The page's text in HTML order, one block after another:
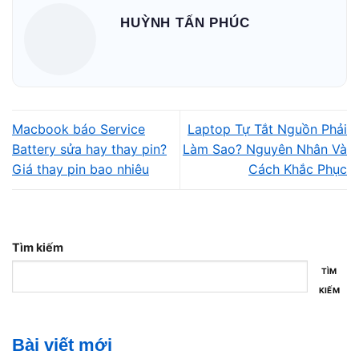
Pin đã chai hoặc hỏng cell pin
Adapter sạc lỗi hoặc không đủ công suất
Lỗi mạch sạc trên mainboard
HUỲNH TẤN PHÚC
Macbook báo Service
Battery sửa hay thay pin?
Giá thay pin bao nhiêu
Laptop Tự Tắt Nguồn Phải
Làm Sao? Nguyên Nhân Và
Cách Khắc Phục
Tìm kiếm
TÌM
KIẾM
Bài viết mới